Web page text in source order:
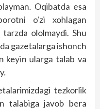
Oqibatda esa
o'zi xohlagan
ololmaydi. Shu
gazetalarga ishonch
keyin ularga talab va
tezkorlik
talabiga javob bera